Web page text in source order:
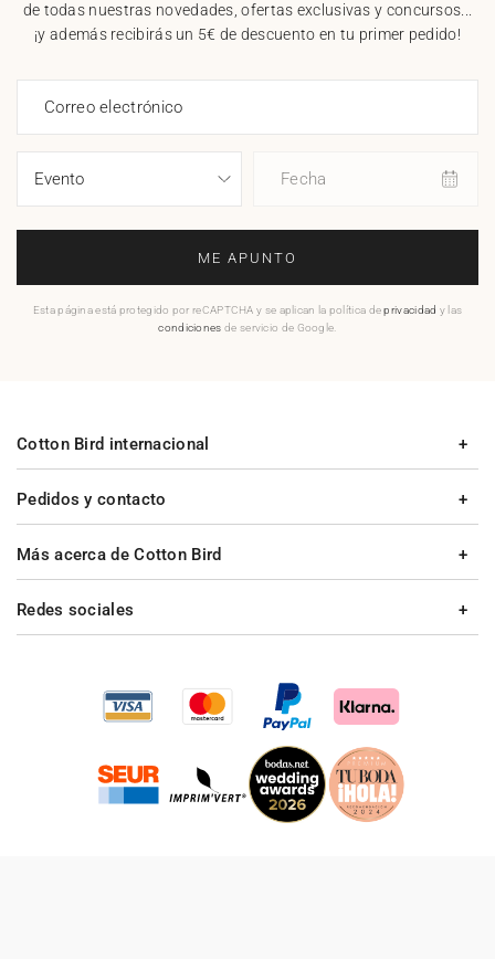
de todas nuestras novedades, ofertas exclusivas y concursos...
¡y además recibirás un 5€ de descuento en tu primer pedido!
Correo electrónico
Fecha
ME APUNTO
Esta página está protegido por reCAPTCHA y se aplican la política deprivacidad y las
condiciones de servicio de Google.
Pedidos y contacto
Más acerca de Cotton Bird
Cotton Bird internacional
Redes sociales